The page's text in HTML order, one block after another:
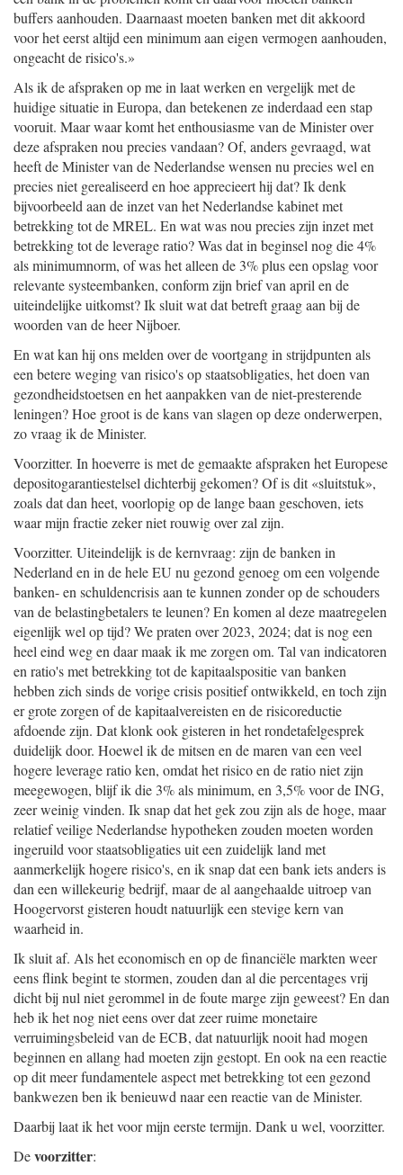
buffers aanhouden. Daarnaast moeten banken met dit akkoord
voor het eerst altijd een minimum aan eigen vermogen aanhouden,
ongeacht de risico's.»
Als ik de afspraken op me in laat werken en vergelijk met de
huidige situatie in Europa, dan betekenen ze inderdaad een stap
vooruit. Maar waar komt het enthousiasme van de Minister over
deze afspraken nou precies vandaan? Of, anders gevraagd, wat
heeft de Minister van de Nederlandse wensen nu precies wel en
precies niet gerealiseerd en hoe apprecieert hij dat? Ik denk
bijvoorbeeld aan de inzet van het Nederlandse kabinet met
betrekking tot de MREL. En wat was nou precies zijn inzet met
betrekking tot de leverage ratio? Was dat in beginsel nog die 4%
als minimumnorm, of was het alleen de 3% plus een opslag voor
relevante systeembanken, conform zijn brief van april en de
uiteindelijke uitkomst? Ik sluit wat dat betreft graag aan bij de
woorden van de heer Nijboer.
En wat kan hij ons melden over de voortgang in strijdpunten als
een betere weging van risico's op staatsobligaties, het doen van
gezondheidstoetsen en het aanpakken van de niet-presterende
leningen? Hoe groot is de kans van slagen op deze onderwerpen,
zo vraag ik de Minister.
Voorzitter. In hoeverre is met de gemaakte afspraken het Europese
depositogarantiestelsel dichterbij gekomen? Of is dit «sluitstuk»,
zoals dat dan heet, voorlopig op de lange baan geschoven, iets
waar mijn fractie zeker niet rouwig over zal zijn.
Voorzitter. Uiteindelijk is de kernvraag: zijn de banken in
Nederland en in de hele EU nu gezond genoeg om een volgende
banken- en schuldencrisis aan te kunnen zonder op de schouders
van de belastingbetalers te leunen? En komen al deze maatregelen
eigenlijk wel op tijd? We praten over 2023, 2024; dat is nog een
heel eind weg en daar maak ik me zorgen om. Tal van indicatoren
en ratio's met betrekking tot de kapitaalspositie van banken
hebben zich sinds de vorige crisis positief ontwikkeld, en toch zijn
er grote zorgen of de kapitaalvereisten en de risicoreductie
afdoende zijn. Dat klonk ook gisteren in het rondetafelgesprek
duidelijk door. Hoewel ik de mitsen en de maren van een veel
hogere leverage ratio ken, omdat het risico en de ratio niet zijn
meegewogen, blijf ik die 3% als minimum, en 3,5% voor de ING,
zeer weinig vinden. Ik snap dat het gek zou zijn als de hoge, maar
relatief veilige Nederlandse hypotheken zouden moeten worden
ingeruild voor staatsobligaties uit een zuidelijk land met
aanmerkelijk hogere risico's, en ik snap dat een bank iets anders is
dan een willekeurig bedrijf, maar de al aangehaalde uitroep van
Hoogervorst gisteren houdt natuurlijk een stevige kern van
waarheid in.
Ik sluit af. Als het economisch en op de financiële markten weer
eens flink begint te stormen, zouden dan al die percentages vrij
dicht bij nul niet gerommel in de foute marge zijn geweest? En dan
heb ik het nog niet eens over dat zeer ruime monetaire
verruimingsbeleid van de ECB, dat natuurlijk nooit had mogen
beginnen en allang had moeten zijn gestopt. En ook na een reactie
op dit meer fundamentele aspect met betrekking tot een gezond
bankwezen ben ik benieuwd naar een reactie van de Minister.
Daarbij laat ik het voor mijn eerste termijn. Dank u wel, voorzitter.
Devoorzitter: